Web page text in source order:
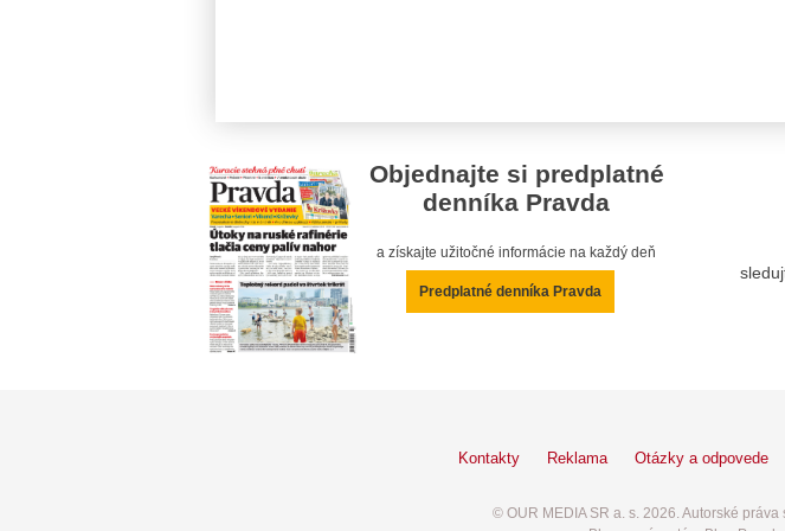
Objednajte si predplatné
denníka Pravda
a získajte užitočné informácie na každý deň
Predplatné denníka Pravda
Kontakty Reklama Otázky a odpovede
© OUR MEDIA SR a. s. 2026. Autorské